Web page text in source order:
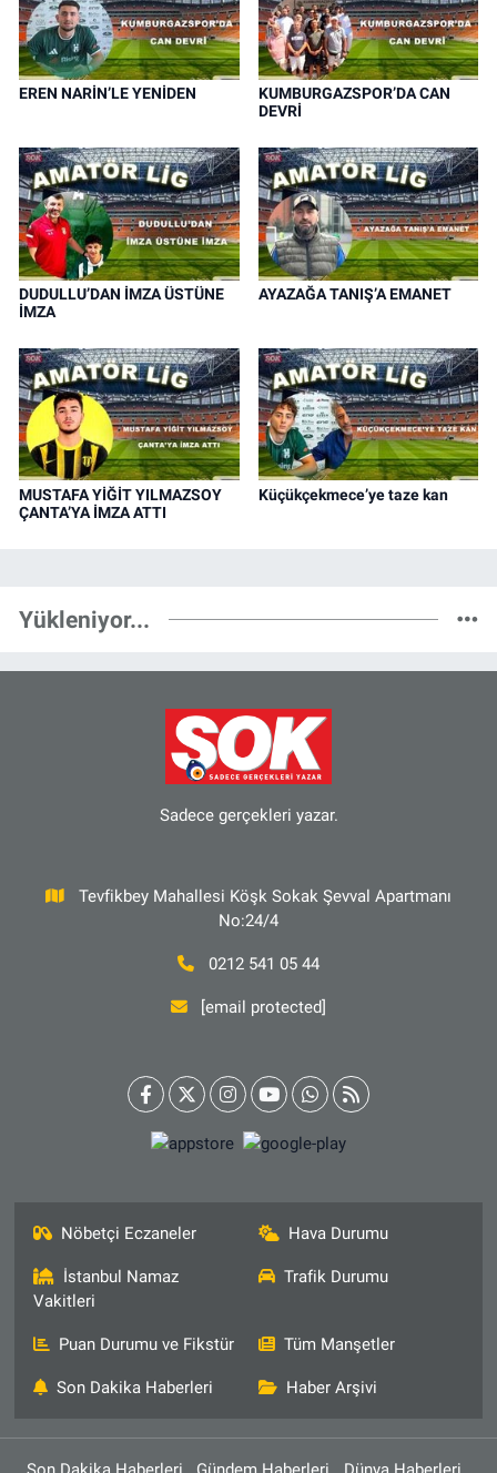
EREN NARİN’LE YENİDEN
KUMBURGAZSPOR’DA CAN
DEVRİ
DUDULLU’DAN İMZA ÜSTÜNE
İMZA
AYAZAĞA TANIŞ’A EMANET
MUSTAFA YİĞİT YILMAZSOY
ÇANTA’YA İMZA ATTI
Küçükçekmece’ye taze kan
Yükleniyor...
Sadece gerçekleri yazar.
Tevfikbey Mahallesi Köşk Sokak Şevval Apartmanı
No:24/4
0212 541 05 44
[email protected]
Nöbetçi Eczaneler Hava Durumu
İstanbul Namaz
Vakitleri
Trafik Durumu
Puan Durumu ve Fikstür Tüm Manşetler
Son Dakika Haberleri Haber Arşivi